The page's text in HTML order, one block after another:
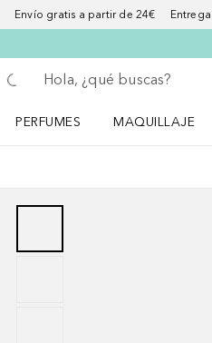
Envío gratis a partir de 24€
Regresar
Ejecutar búsqueda
PERFUMES
MAQUILLAJE